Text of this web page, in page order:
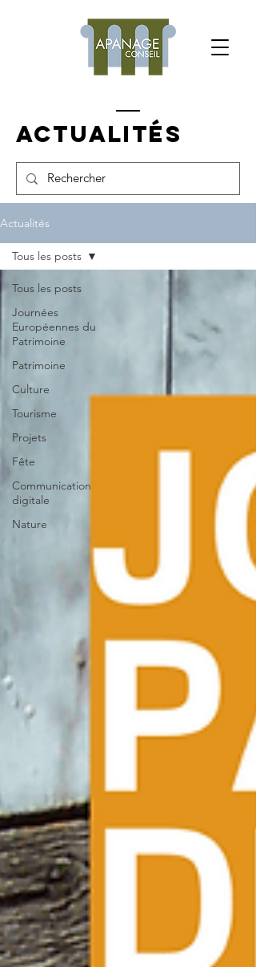
Actualités
Actualités
Tous les posts
Journées
Européennes du
Patrimoine
Patrimoine
Culture
Tourisme
Projets
Fête
Communication
digitale
Nature
Tous les posts